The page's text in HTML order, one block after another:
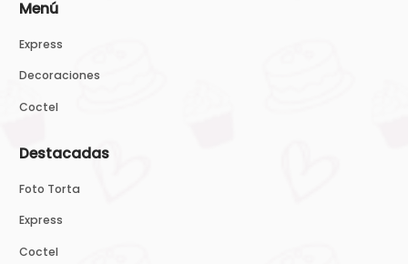
Menú
Express
Decoraciones
Coctel
Destacadas
Foto Torta
Express
Coctel